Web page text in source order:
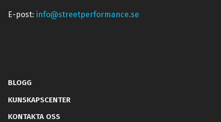
E-post: info@streetperformance.se
BLOGG
KUNSKAPSCENTER
KONTAKTA OSS